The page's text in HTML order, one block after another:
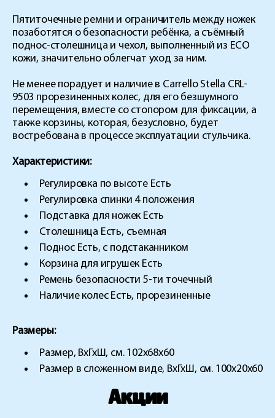
Пятиточечные ремни и ограничитель между ножек
позаботятся о безопасности ребёнка, а съёмный
поднос-столешница и чехол, выполненный из ECO
кожи, значительно облегчат уход за ним.
Не менее порадует и наличие в Carrello Stella CRL-
9503 прорезиненных колес, для его безшумного
перемещения, вместе со стопором для фиксации, а
также корзины, которая, безусловно, будет
востребована в процессе эксплуатации стульчика.
Характеристики:
Регулировка по высоте Есть
Регулировка спинки 4 положения
Подставка для ножек Есть
Столешница Есть, съемная
Поднос Есть, с подстаканником
Корзина для игрушек Есть
Ремень безопасности 5-ти точечный
Наличие колес Есть, прорезиненные
Размеры:
Размер, ВхГхШ, см. 102х68х60
Размер в сложенном виде, ВхГхШ, см. 100х20х60
Акции